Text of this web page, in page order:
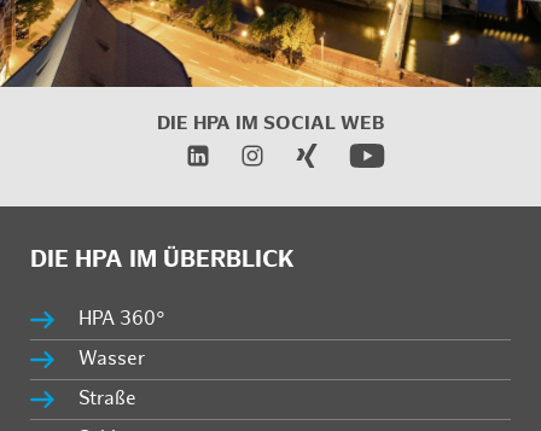
DIE HPA IM SOCIAL WEB
DIE HPA IM ÜBERBLICK
HPA 360°
Wasser
Straße